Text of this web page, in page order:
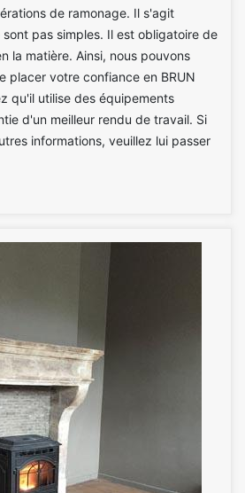
de ramonage. Il s'agit
pas simples. Il est obligatoire de
la matière. Ainsi, nous pouvons
placer votre confiance en BRUN
qu'il utilise des équipements
d'un meilleur rendu de travail. Si
informations, veuillez lui passer